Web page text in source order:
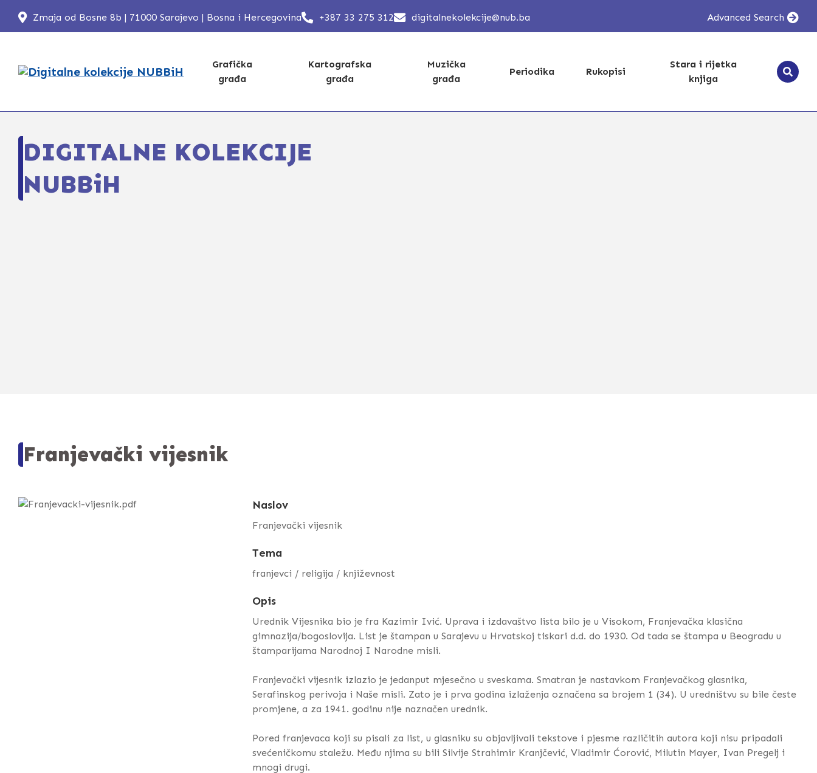
Zmaja od Bosne 8b | 71000 Sarajevo | Bosna i Hercegovina +387 33 275 312 digitalnekolekcije@nub.ba Advanced Search
Grafička
građa
Kartografska
građa
Muzička
građa
Periodika Rukopisi
Stara i rijetka
knjiga
DIGITALNE KOLEKCIJE
NUBBiH
Franjevački vijesnik
Naslov
Franjevački vijesnik
Tema
franjevci / religija / književnost
Opis
Urednik Vijesnika bio je fra Kazimir Ivić. Uprava i izdavaštvo lista bilo je u Visokom, Franjevačka klasična
gimnazija/bogoslovija. List je štampan u Sarajevu u Hrvatskoj tiskari d.d. do 1930. Od tada se štampa u Beogradu u
štamparijama Narodnoj I Narodne misli.
Franjevački vijesnik izlazio je jedanput mjesečno u sveskama. Smatran je nastavkom Franjevačkog glasnika,
Serafinskog perivoja i Naše misli. Zato je i prva godina izlaženja označena sa brojem 1 (34). U uredništvu su bile česte
promjene, a za 1941. godinu nije naznačen urednik.
Pored franjevaca koji su pisali za list, u glasniku su objavljivali tekstove i pjesme različitih autora koji nisu pripadali
svećeničkomu staležu. Među njima su bili Silvije Strahimir Kranjčević, Vladimir Ćorović, Milutin Mayer, Ivan Pregelj i
mnogi drugi.